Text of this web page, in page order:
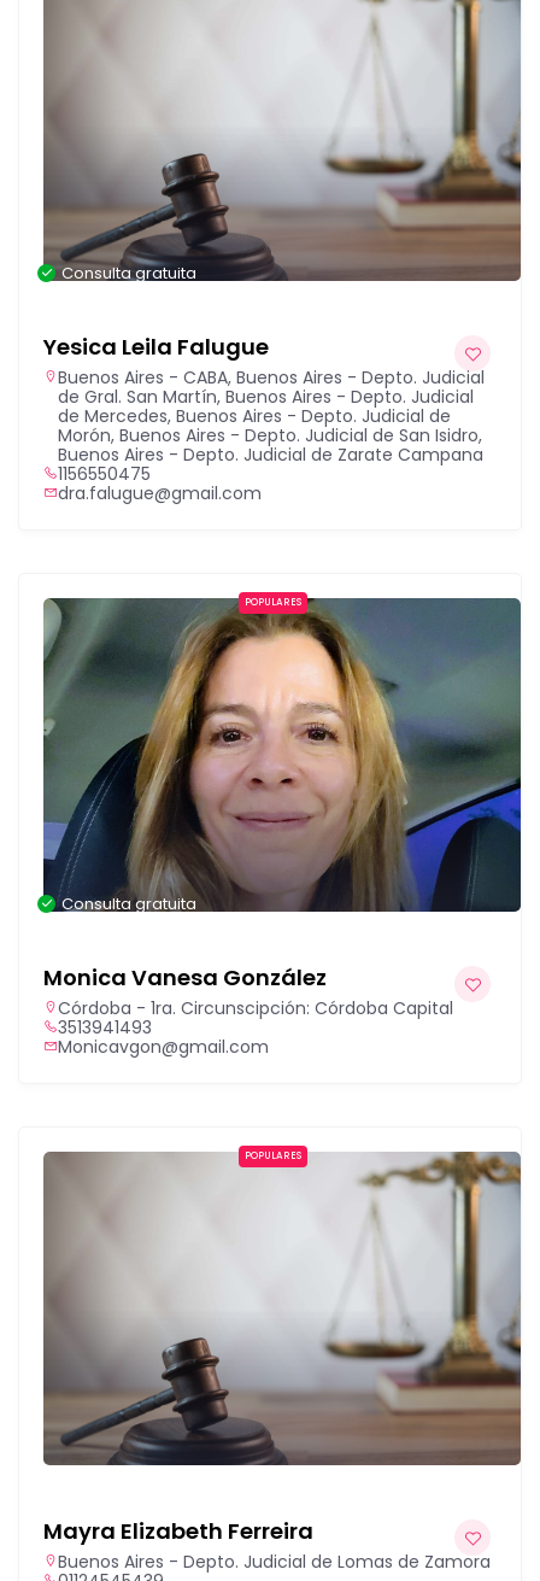
Consulta gratuita
Yesica Leila Falugue
Buenos Aires - CABA, Buenos Aires - Depto. Judicial
de Gral. San Martín, Buenos Aires - Depto. Judicial
de Mercedes, Buenos Aires - Depto. Judicial de
Morón, Buenos Aires - Depto. Judicial de San Isidro,
Buenos Aires - Depto. Judicial de Zarate Campana
1156550475
dra.falugue@gmail.com
POPULARES
Consulta gratuita
Monica Vanesa González
Córdoba - 1ra. Circunscipción: Córdoba Capital
3513941493
Monicavgon@gmail.com
POPULARES
Mayra Elizabeth Ferreira
Buenos Aires - Depto. Judicial de Lomas de Zamora